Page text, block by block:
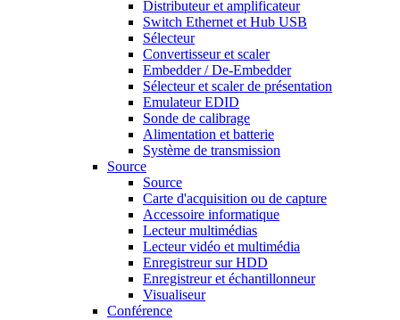
Distributeur et amplificateur
Switch Ethernet et Hub USB
Sélecteur
Convertisseur et scaler
Embedder / De-Embedder
Sélecteur et scaler de présentation
Emulateur EDID
Sonde de calibrage
Alimentation et batterie
Système de transmission
Source
Source
Carte d'acquisition ou de capture
Accessoire informatique
Lecteur multimédias
Lecteur vidéo et multimédia
Enregistreur sur HDD
Enregistreur et échantillonneur
Visualiseur
Conférence